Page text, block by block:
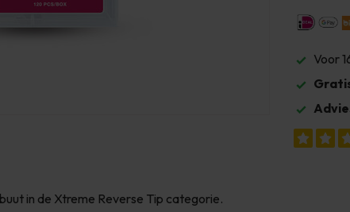
in de Xtreme Reverse Tip categorie.
Voor